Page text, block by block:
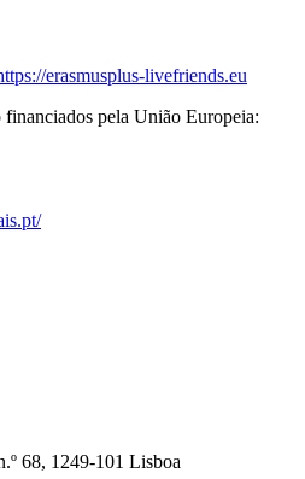
erasmusplus-livefriends.eu
financiados pela União Europeia:
68, 1249-101 Lisboa